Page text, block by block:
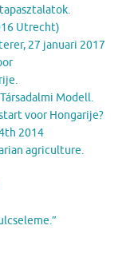
Utrecht)
27 januari 2017
Modell.
voor Hongarije?
2014
agriculture.